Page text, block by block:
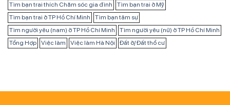
Tìm bạn trai thích Chăm sóc gia đình
Tìm bạn trai ở Mỹ
Tìm bạn trai ở TP Hồ Chí Minh
Tìm bạn tâm sự
Tìm người yêu (nam) ở TP Hồ Chí Minh
Tìm người yêu (nữ) ở TP Hồ Chí Minh
Tổng Hợp
Việc làm Việc làm Hà Nội Đất ở/ Đất thổ cư